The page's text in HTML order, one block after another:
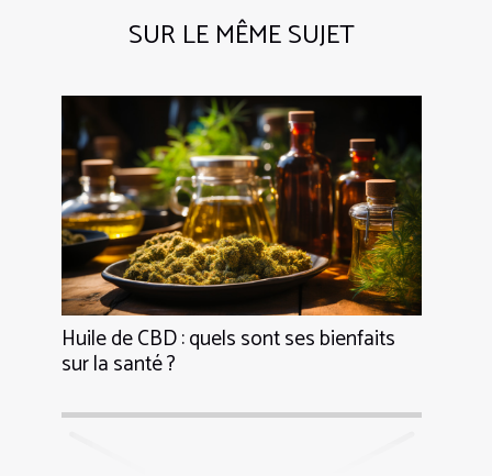
SUR LE MÊME SUJET
Huile de CBD : quels sont ses bienfaits
sur la santé ?